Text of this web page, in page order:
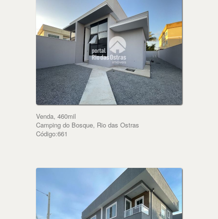
Venda, 460mil
Camping do Bosque, Rio das Ostras
Código:661